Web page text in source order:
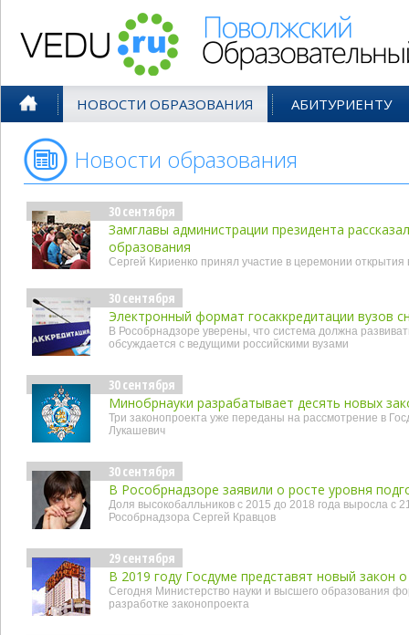
НОВОСТИ ОБРАЗОВАНИЯ АБИТУРИЕНТУ
Новости образования
30 сентября
Замглавы администрации президента
образования
Сергей Кириенко принял участие в церемонии
30 сентября
Электронный формат госаккредитации вузов
В Рособрнадзоре уверены, что система должна
обсуждается с ведущими российскими вузами
30 сентября
Минобрнауки разрабатывает десять новых
Три законопроекта уже переданы на рассмотрение в
Лукашевич
30 сентября
В Рособрнадзоре заявили о росте уровня
Доля высокобалльников с 2015 до 2018 года выросла с
Рособрнадзора Сергей Кравцов
29 сентября
В 2019 году Госдуме представят новый закон о
Сегодня Министерство науки и высшего образования
разработке законопроекта